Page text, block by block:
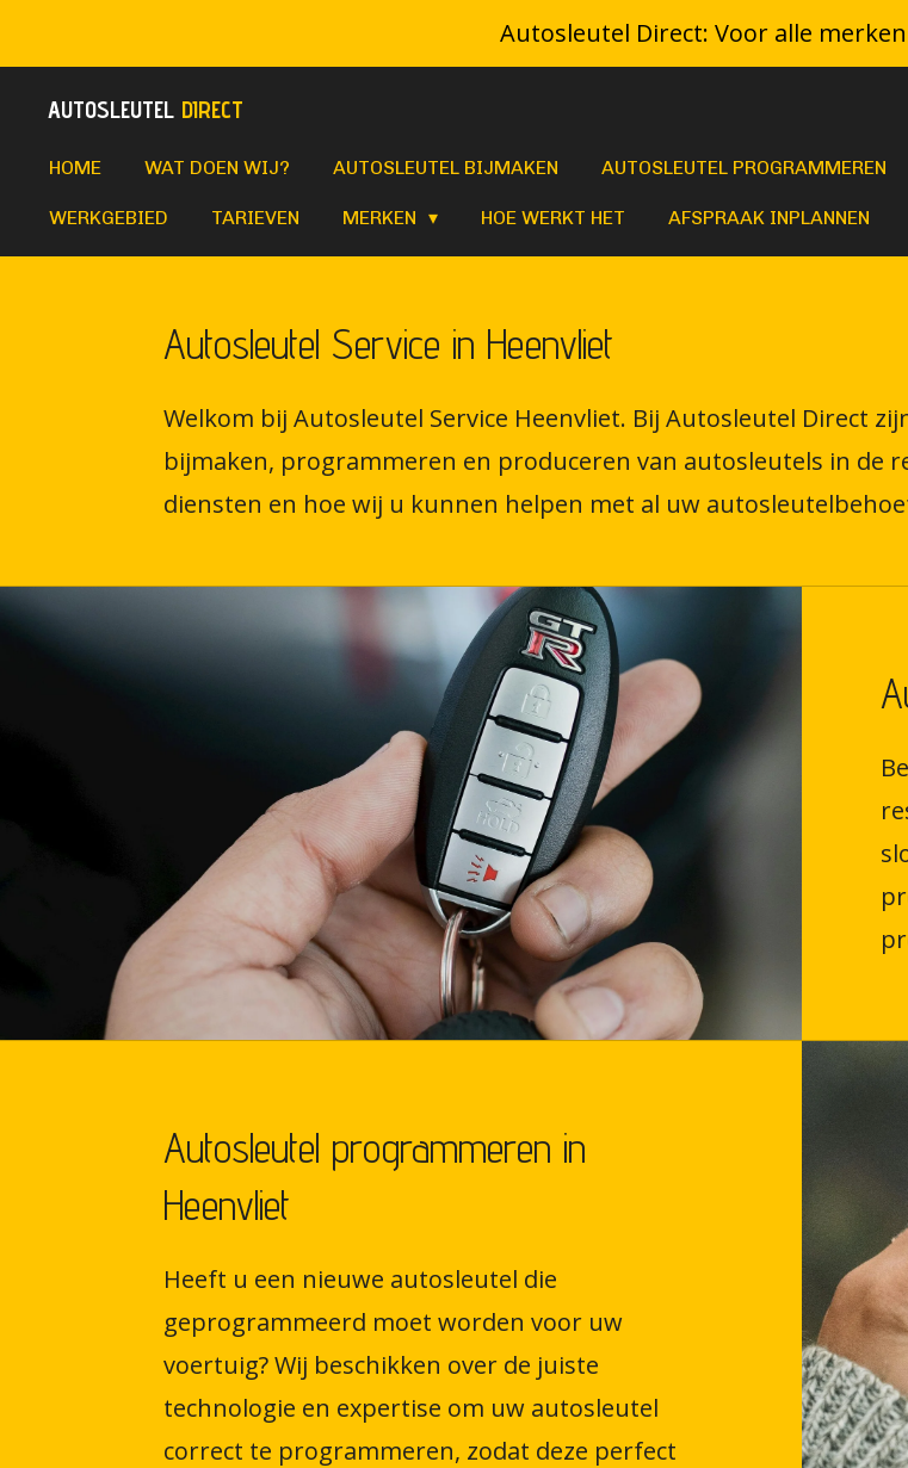
direct
naar
Autosleutel Direct: Voor alle
AUTOSLEUTEL DIRECT
HOME WAT DOEN WIJ? AUTOSLEUTEL BIJMAKEN AUTOSLEUTEL PROGRAMMEREN
WERKGEBIED TARIEVEN MERKEN HOE WERKT HET AFSPRAAK INPLANNEN
Autosleutel Service in Heenvliet
Welkom bij Autosleutel Service Heenvliet. Bij Autosleutel Direct
bijmaken, programmeren en produceren van autosleutels in de
diensten en hoe wij u kunnen helpen met al uw
Autosleutel programmeren in
Heenvliet
Heeft u een nieuwe autosleutel die
geprogrammeerd moet worden voor uw
voertuig? Wij beschikken over de juiste
technologie en expertise om uw autosleutel
correct te programmeren, zodat deze perfect